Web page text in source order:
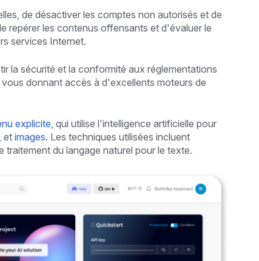
de désactiver les comptes non autorisés et de
repérer les contenus offensants et d'évaluer le
services Internet.
la sécurité et la conformité aux réglementations
donnant accès à d'excellents moteurs de
explicite, qui utilise l'intelligence artificielle pour
, et images. Les techniques utilisées incluent
du langage naturel pour le texte.